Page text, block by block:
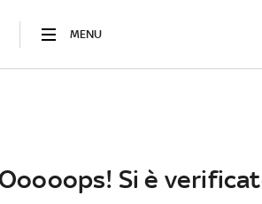
MENU
Si è